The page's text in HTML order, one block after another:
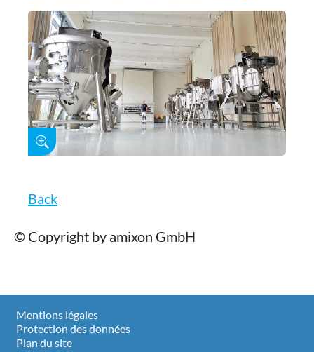
Back
© Copyright by amixon GmbH
Mentions légales
Protection des données
Plan du site